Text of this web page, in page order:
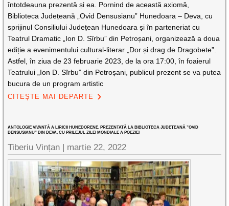
întotdeauna prezentă și ea. Pornind de această axiomă,
Biblioteca Județeană „Ovid Densusianu” Hunedoara – Deva, cu
sprijinul Consiliului Județean Hunedoara și în parteneriat cu
Teatrul Dramatic „Ion D. Sîrbu” din Petroșani, organizează a doua
ediție a evenimentului cultural-literar „Dor și drag de Dragobete”.
Astfel, în ziua de 23 februarie 2023, de la ora 17:00, în foaierul
Teatrului „Ion D. Sîrbu” din Petroșani, publicul prezent se va putea
bucura de un program artistic
CITEȘTE MAI DEPARTE
ANTOLOGIE VIVANTĂ A LIRICII HUNEDORENE, PREZENTATĂ LA BIBLIOTECA JUDEȚEANĂ ”OVID
DENSUȘIANU” DIN DEVA, CU PRILEJUL ZILEI MONDIALE A POEZIEI
Tiberiu Vințan | martie 22, 2022